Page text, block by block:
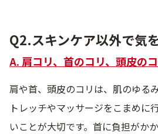
Q2.スキンケア以外で気
A. 肩コリ、首のコリ、頭皮の
肩や首、頭皮のコリは、肌のゆる
トレッチやマッサージをこまめに
いことが大切です。首に負担がか